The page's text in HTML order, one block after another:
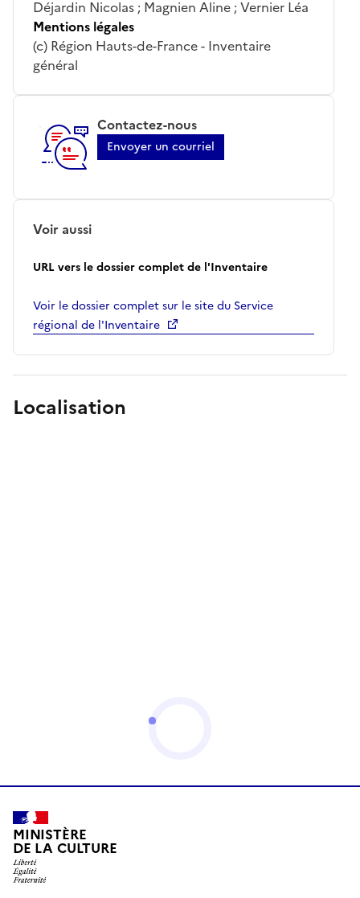
Déjardin Nicolas ; Magnien Aline ; Vernier Léa
Mentions légales
(c) Région Hauts-de-France - Inventaire
général
Contactez-nous
Envoyer un courriel
Voir aussi
URL vers le dossier complet de l'Inventaire
Voir le dossier complet sur le site du Service
régional de l'Inventaire
Localisation
MINISTÈRE
DE LA CULTURE